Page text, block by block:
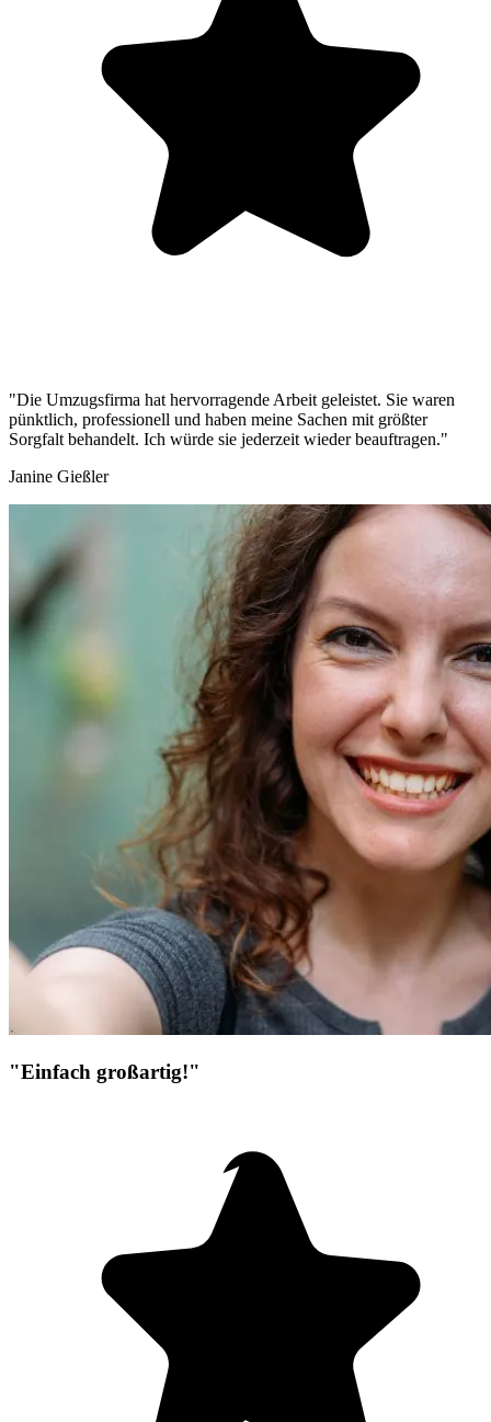
"Die Umzugsfirma hat hervorragende Arbeit geleistet. Sie waren
pünktlich, professionell und haben meine Sachen mit größter
Sorgfalt behandelt. Ich würde sie jederzeit wieder beauftragen."
Janine Gießler
"Einfach großartig!"